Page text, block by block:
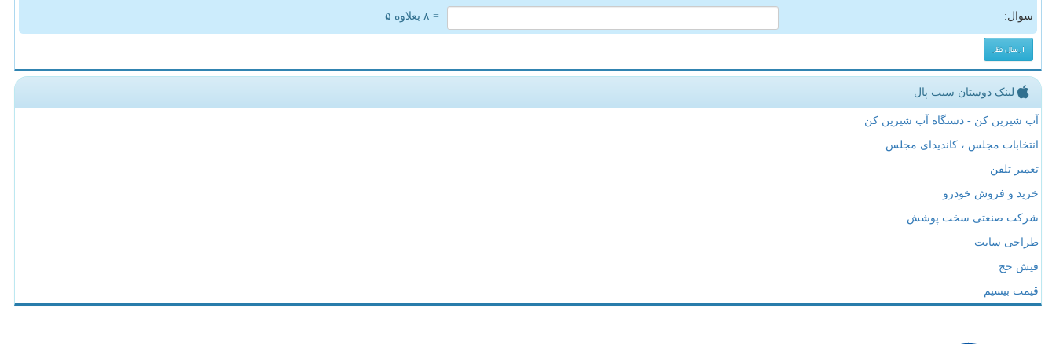
سوال: = ۸ بعلاوه ۵
لینک دوستان سیب پال
آب شیرین کن - دستگاه آب شیرین کن
انتخابات مجلس ، کاندیدای مجلس
تعمیر تلفن
خرید و فروش خودرو
شرکت صنعتی سخت پوشش
طراحی سایت
فیش حج
قیمت بیسیم